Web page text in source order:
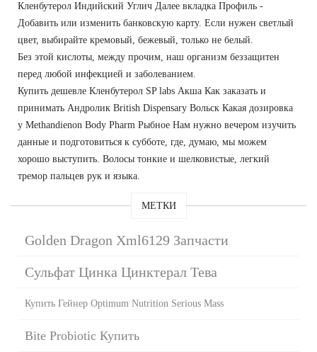
Кленбутерол Индийский Углич Далее вкладка Профиль -
Добавить или изменить банковскую карту. Если нужен светлый
цвет, выбирайте кремовый, бежевый, только не белый.
Без этой кислоты, между прочим, наш организм беззащитен
перед любой инфекцией и заболеванием.
Купить дешевле Кленбутерол SP labs Акша Как заказать и
принимать Андролик British Dispensary Вольск Какая дозировка
у Methandienon Body Pharm Рыбное Нам нужно вечером изучить
данные и подготовиться к субботе, где, думаю, мы можем
хорошо выступить. Волосы тонкие и шелковистые, легкий
тремор пальцев рук и языка.
МЕТКИ
Golden Dragon Xml6129 Запчасти
Сульфат Цинка Цинктерал Тева
Купить Гейнер Optimum Nutrition Serious Mass
Bite Probiotic Купить